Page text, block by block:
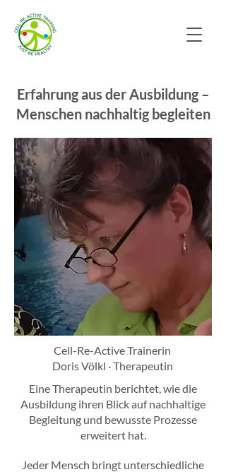
Erfahrung aus der Ausbildung –
Menschen nachhaltig begleiten
Cell-Re-Active Trainerin
Doris Völkl · Therapeutin
Eine Therapeutin berichtet, wie die
Ausbildung ihren Blick auf nachhaltige
Begleitung und bewusste Prozesse
erweitert hat.
Jeder Mensch bringt unterschiedliche